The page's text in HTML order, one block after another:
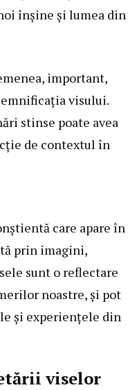
înșine și lumea din
important,
visului.
stinse poate avea
de contextul în
care apare în
prin imagini,
sunt o reflectare
noastre, și pot
și experiențele din
viselor